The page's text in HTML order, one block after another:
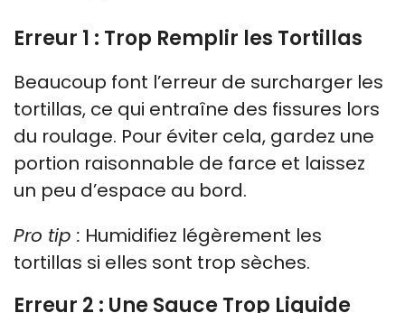
Erreur 1 : Trop Remplir les Tortillas
Beaucoup font l’erreur de surcharger les
tortillas, ce qui entraîne des fissures lors
du roulage. Pour éviter cela, gardez une
portion raisonnable de farce et laissez
un peu d’espace au bord.
Pro tip : Humidifiez légèrement les
tortillas si elles sont trop sèches.
Erreur 2 : Une Sauce Trop Liquide